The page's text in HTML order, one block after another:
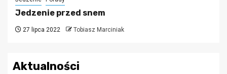
Jedzenie przed snem
27 lipca 2022 Tobiasz Marciniak
Aktualności